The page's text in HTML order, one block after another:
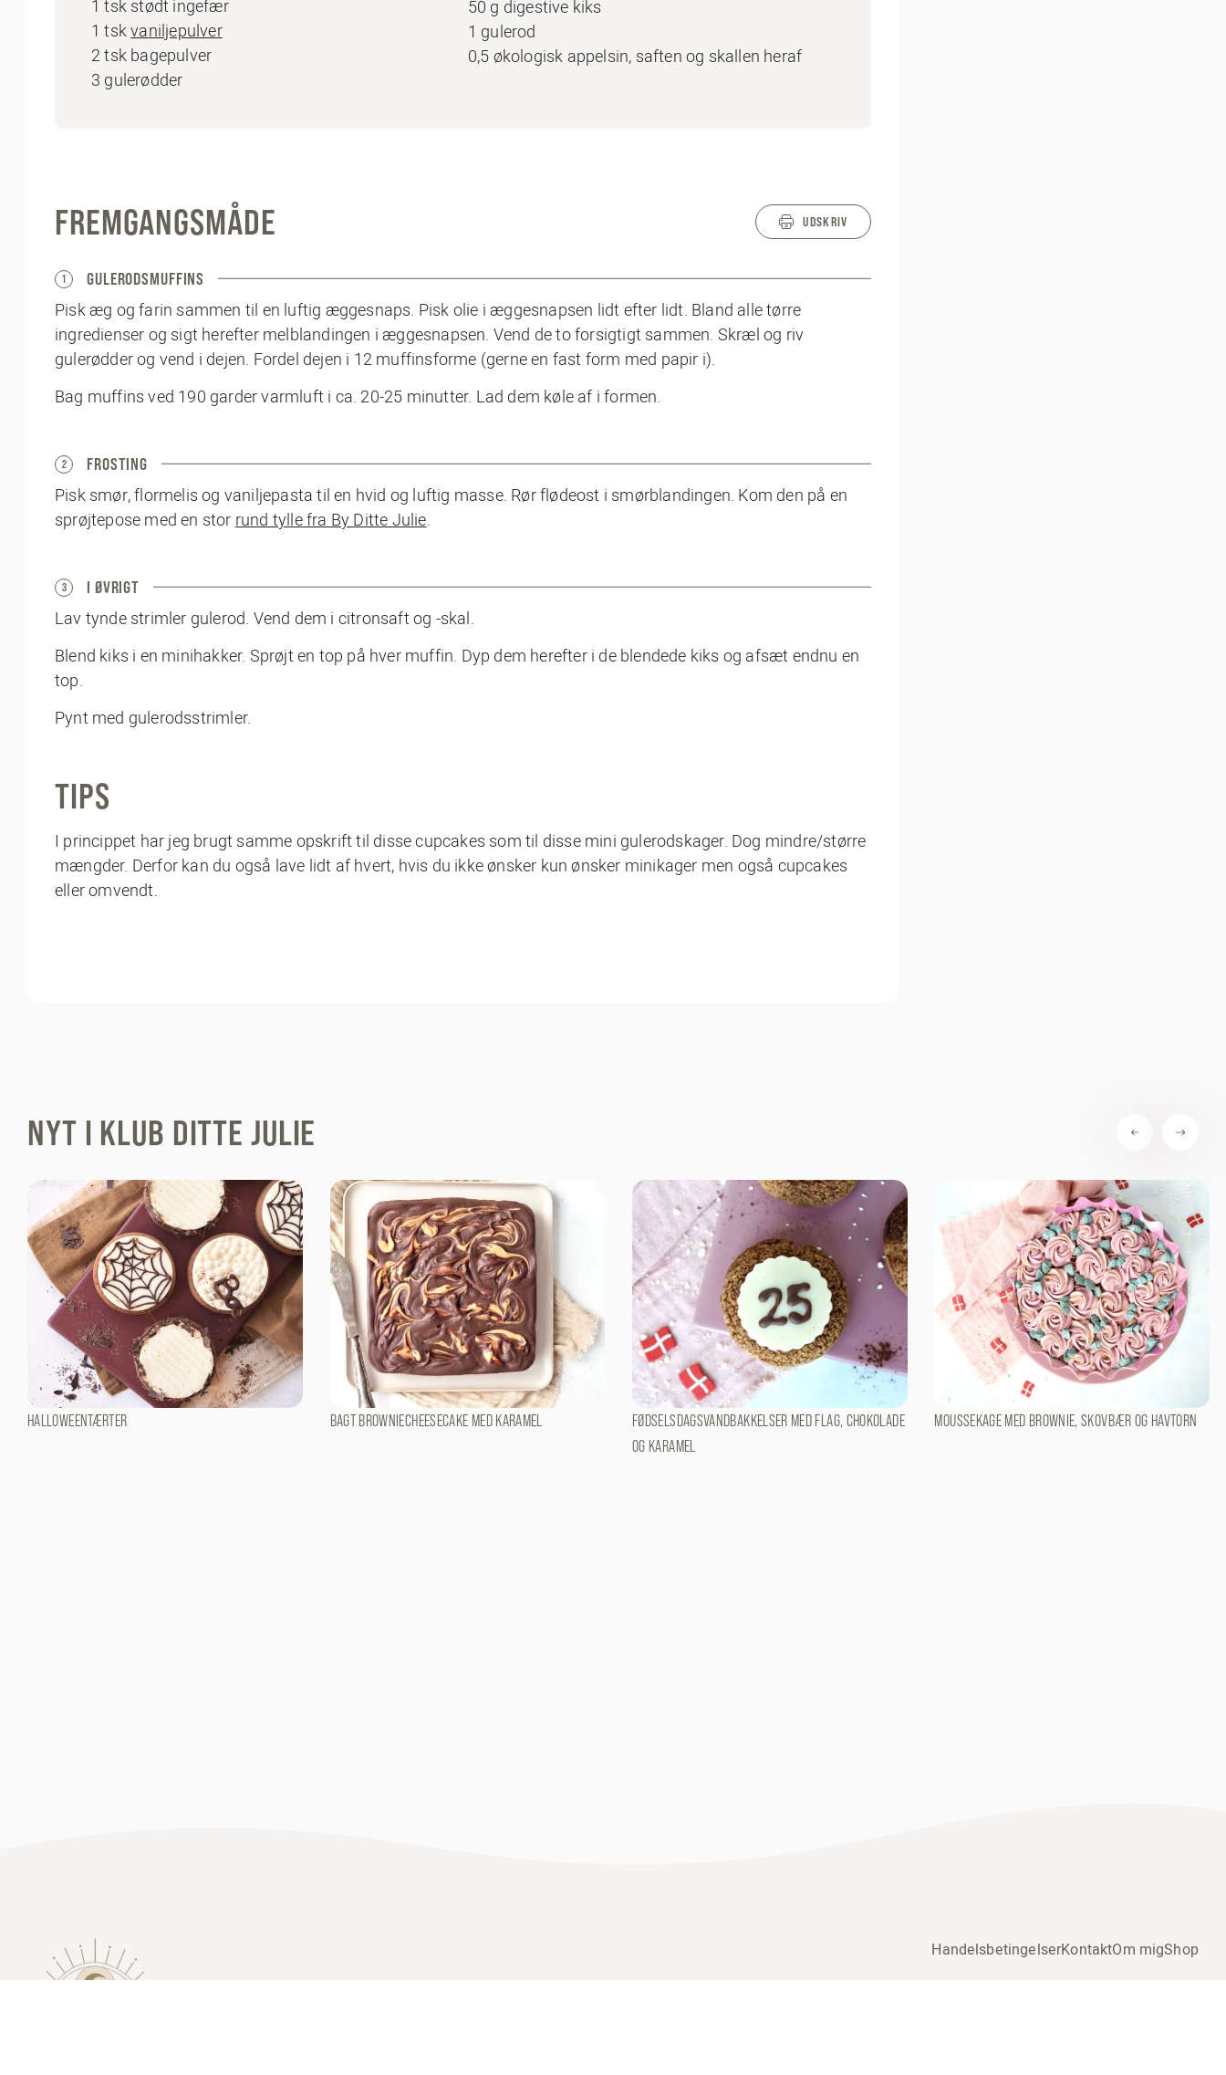
1 tsk stødt ingefær
1 tskvaniljepulver
2 tsk bagepulver
3 gulerødder
50 g digestive kiks
1 gulerod
0,5 økologisk appelsin, saften og skallen heraf
FREMGANGSMÅDE UDSKRIV
1 GULERODSMUFFINS
Pisk æg og farin sammen til en luftig æggesnaps. Pisk olie i æggesnapsen lidt efter lidt. Bland alle tørre
ingredienser og sigt herefter melblandingen i æggesnapsen. Vend de to forsigtigt sammen. Skræl og riv
gulerødder og vend i dejen. Fordel dejen i 12 muffinsforme (gerne en fast form med papir i).
Bag muffins ved 190 garder varmluft i ca. 20-25 minutter. Lad dem køle af i formen.
2 FROSTING
Pisk smør, flormelis og vaniljepasta til en hvid og luftig masse. Rør flødeost i smørblandingen. Kom den på en
sprøjtepose med en stor rund tylle fra By Ditte Julie.
3 I ØVRIGT
Lav tynde strimler gulerod. Vend dem i citronsaft og -skal.
Blend kiks i en minihakker. Sprøjt en top på hver muffin. Dyp dem herefter i de blendede kiks og afsæt endnu en
top.
Pynt med gulerodsstrimler.
TIPS
I princippet har jeg brugt samme opskrift til disse cupcakes som til disse mini gulerodskager. Dog mindre/større
mængder. Derfor kan du også lave lidt af hvert, hvis du ikke ønsker kun ønsker minikager men også cupcakes
eller omvendt.
NYT I KLUB DITTE JULIE
HALLOWEENTÆRTER BAGT BROWNIECHEESECAKE MED KARAMEL
FØDSELSDAGSVANDBAKKELSER MED FLAG, CHOKOLADE
OG KARAMEL
MOUSSEKAGE MED BROWNIE, SKOVBÆR OG HAVTORN
HandelsbetingelserKontaktOm migShop